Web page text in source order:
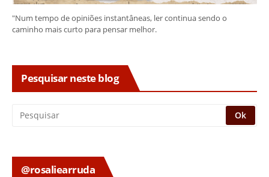
"Num tempo de opiniões instantâneas, ler continua sendo o
caminho mais curto para pensar melhor.
Pesquisar neste blog
@rosaliearruda